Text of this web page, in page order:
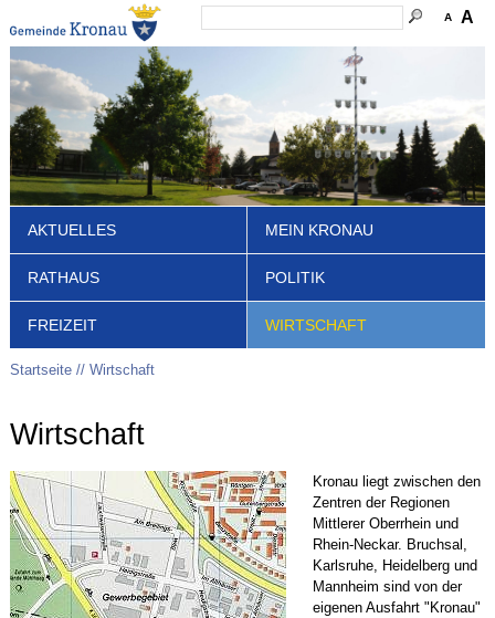
A A
AKTUELLES MEIN KRONAU
RATHAUS POLITIK
FREIZEIT WIRTSCHAFT
Startseite Wirtschaft
Wirtschaft
Kronau liegt zwischen den
Zentren der Regionen
Mittlerer Oberrhein und
Rhein-Neckar. Bruchsal,
Karlsruhe, Heidelberg und
Mannheim sind von der
eigenen Ausfahrt "Kronau"